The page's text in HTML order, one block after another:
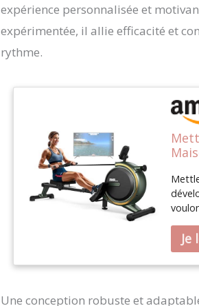
expérience personnalisée et
expérimentée, il allie efficacité et
rythme.
Une conception robuste et